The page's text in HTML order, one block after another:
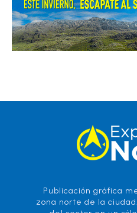
Publicación gráfica
zona norte de la